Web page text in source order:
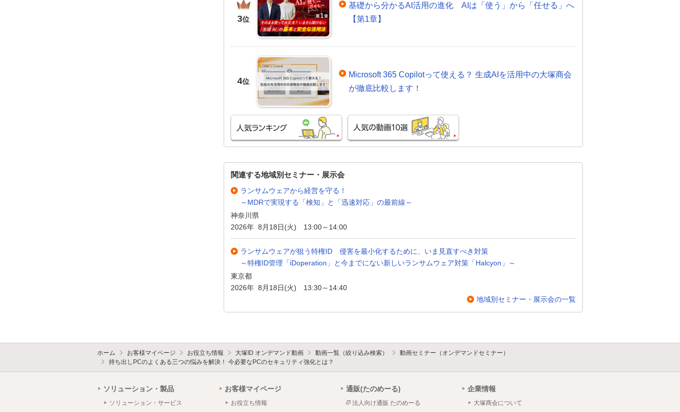
3位
基礎から分かるAI活用の進化 AIは「使う」から「任せる」へ
【第1章】
4位
Microsoft 365 Copilotって使える？ 生成AIを活用中の大塚商会
が徹底比較します！
関連する地域別セミナー・展示会
ランサムウェアから経営を守る！
～MDRで実現する「検知」と「迅速対応」の最前線～
神奈川県
2026年 8月18日(火) 13:00～14:00
ランサムウェアが狙う特権ID 侵害を最小化するために、いま見直すべき対策
～特権ID管理「iDoperation」と今までにない新しいランサムウェア対策「Halcyon」～
東京都
2026年 8月18日(火) 13:30～14:40
地域別セミナー・展示会の一覧
ホーム お客様マイページ お役立ち情報 大塚ID オンデマンド動画 動画一覧（絞り込み検索）
動画セミナー（オンデマンドセミナー）
持ち出しPCのよくある三つの悩みを解決！ 今必要なPCのセキュリティ強化とは？
ソリューション・製品
ソリューション・サービス
お客様マイページ
お役立ち情報
通販(たのめーる)
法人向け通販 たのめーる
企業情報
大塚商会について